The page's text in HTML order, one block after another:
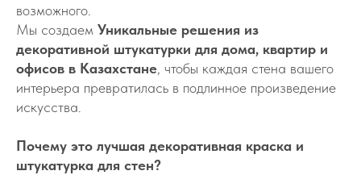
возможного.
Мы создаем Уникальные решения из
декоративной штукатурки для дома, квартир и
офисов в Казахстане , чтобы каждая стена вашего
интерьера превратилась в подлинное произведение
искусства.
Почему это лучшая декоративная краска и
штукатурка для стен?